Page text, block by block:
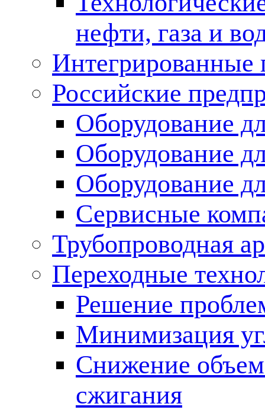
нефти, газа и
Российские
Оборудование
Оборудование
Оборудование
Сервисные
Трубопроводная
Переходные
Решение
Минимизация
Снижение
сжигания